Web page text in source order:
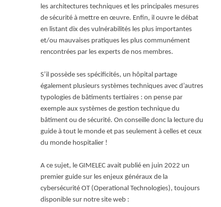
les architectures techniques et les principales mesures
de sécurité à mettre en œuvre. Enfin, il ouvre le débat
en listant dix des vulnérabilités les plus importantes
et/ou mauvaises pratiques les plus communément
rencontrées par les experts de nos membres.
S’il possède ses spécificités, un hôpital partage
également plusieurs systèmes techniques avec d’autres
typologies de bâtiments tertiaires : on pense par
exemple aux systèmes de gestion technique du
bâtiment ou de sécurité. On conseille donc la lecture du
guide à tout le monde et pas seulement à celles et ceux
du monde hospitalier !
A ce sujet, le GIMELEC avait publié en juin 2022 un
premier guide sur les enjeux généraux de la
cybersécurité OT (Operational Technologies), toujours
disponible sur notre site web :